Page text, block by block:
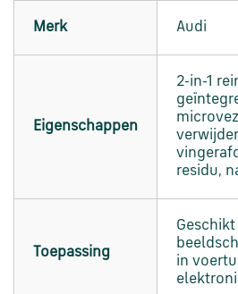
Klantenservice
Merk Audi
Eigenschappen
2-in-1
residu,
Toepassing
in